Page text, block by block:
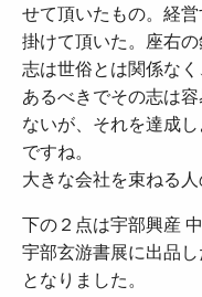
せて頂いたもの。経
掛けて頂いた。座右の
志は世俗とは関係な
あるべきでその志は
ないが、それを達成
ですね。
大きな会社を束ねる
下の２点は宇部興産
宇部玄游書展に出品
となりました。